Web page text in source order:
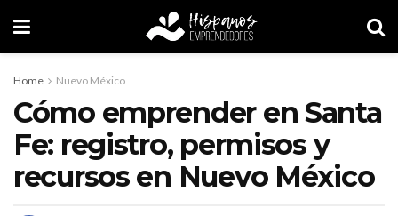
Home Nuevo México
Cómo emprender en Santa
Fe: registro, permisos y
recursos en Nuevo México